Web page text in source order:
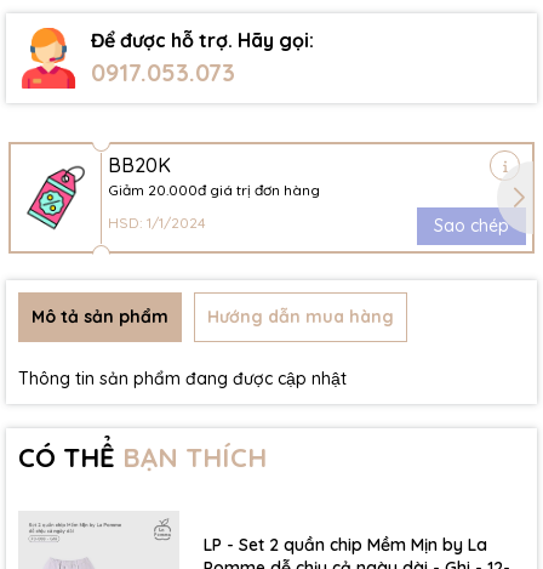
Để được hỗ trợ. Hãy gọi:
0917.053.073
BB20K
Giảm 20.000đ giá trị đơn hàng
HSD: 1/1/2024
Sao chép
Mô tả sản phẩm Hướng dẫn mua hàng
Thông tin sản phẩm đang được cập nhật
CÓ THỂ BẠN THÍCH
LP - Set 2 quần chip Mềm Mịn by La